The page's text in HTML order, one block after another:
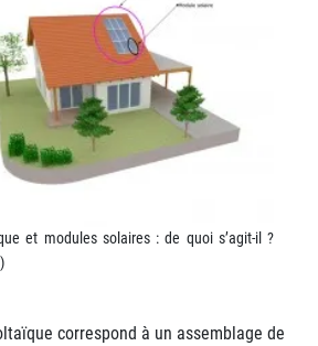
et modules solaires : de quoi s’agit-il ?
correspond à un assemblage de